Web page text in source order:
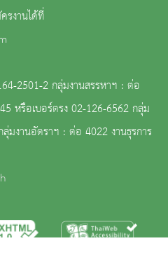
รงานได้ที่
2501-2 กลุ่มงานสรรหาฯ : ต่อ
หรือเบอร์ตรง 02-126-6562 กลุ่ม
งานอัตราฯ : ต่อ 4022 งานธุรการ